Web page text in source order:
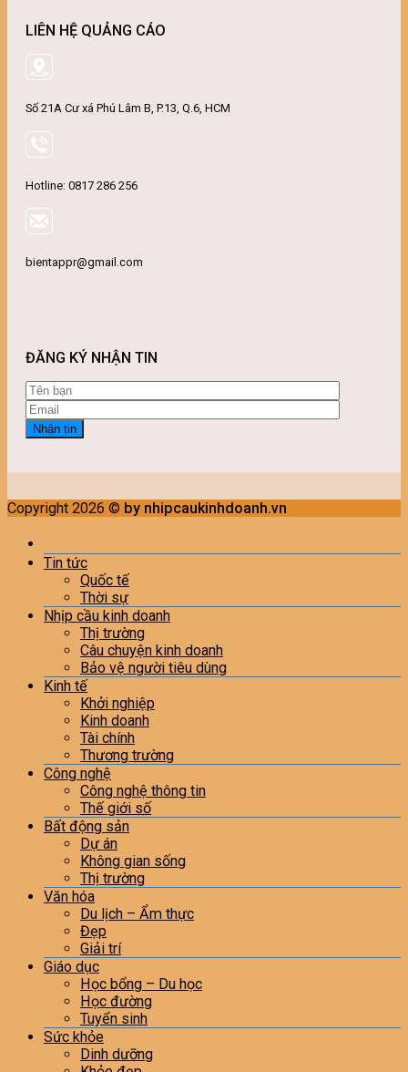
LIÊN HỆ QUẢNG CÁO
Số 21A Cư xá Phú Lâm B, P.13, Q.6, HCM
Hotline: 0817 286 256
bientappr@gmail.com
ĐĂNG KÝ NHẬN TIN
Copyright 2026 © by nhipcaukinhdoanh.vn
Tin tức
Quốc tế
Thời sự
Nhịp cầu kinh doanh
Thị trường
Câu chuyện kinh doanh
Bảo vệ người tiêu dùng
Kinh tế
Khởi nghiệp
Kinh doanh
Tài chính
Thương trường
Công nghệ
Công nghệ thông tin
Thế giới số
Bất động sản
Dự án
Không gian sống
Thị trường
Văn hóa
Du lịch – Ẩm thực
Đẹp
Giải trí
Giáo dục
Học bổng – Du học
Học đường
Tuyển sinh
Sức khỏe
Dinh dưỡng